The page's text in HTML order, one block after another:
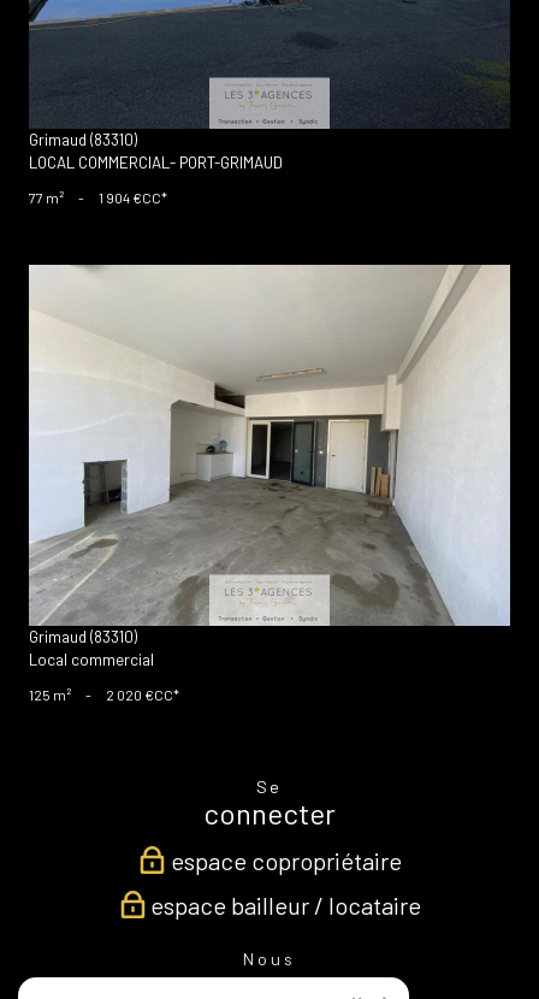
Grimaud (83310)
LOCAL COMMERCIAL- PORT-GRIMAUD
77 m² - 1 904 €CC*
voir le bien
Grimaud (83310)
Local commercial
125 m² - 2 020 €CC*
Se
connecter
espace copropriétaire
espace bailleur / locataire
Nous
suivre